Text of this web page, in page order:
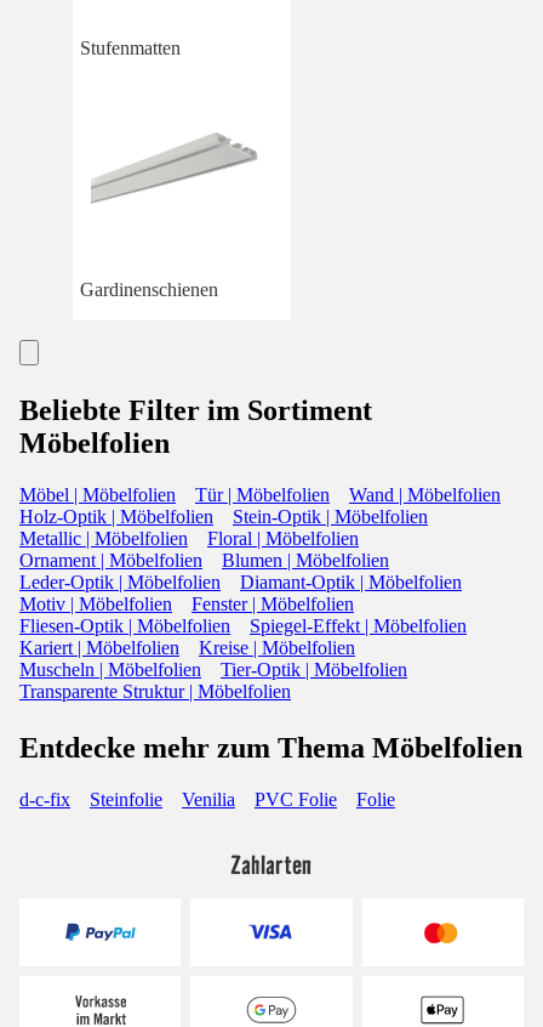
Stufenmatten
Gardinenschienen
Beliebte Filter im Sortiment
Möbelfolien
Möbel | Möbelfolien Tür | Möbelfolien
Wand | Möbelfolien
Holz-Optik | Möbelfolien
Stein-Optik | Möbelfolien
Metallic | Möbelfolien
Floral | Möbelfolien
Ornament | Möbelfolien
Blumen | Möbelfolien
Leder-Optik | Möbelfolien
Diamant-Optik | Möbelfolien
Motiv | Möbelfolien
Fenster | Möbelfolien
Fliesen-Optik | Möbelfolien
Spiegel-Effekt | Möbelfolien
Kariert | Möbelfolien
Kreise | Möbelfolien
Muscheln | Möbelfolien
Tier-Optik | Möbelfolien
Transparente Struktur | Möbelfolien
Entdecke mehr zum Thema Möbelfolien
d-c-fix Steinfolie Venilia PVC Folie Folie
Zahlarten